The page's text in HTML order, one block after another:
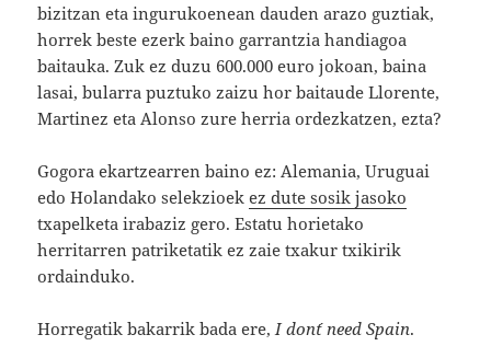
bizitzan eta ingurukoenean dauden arazo guztiak,
horrek beste ezerk baino garrantzia handiagoa
baitauka. Zuk ez duzu 600.000 euro jokoan, baina
lasai, bularra puztuko zaizu hor baitaude Llorente,
Martinez eta Alonso zure herria ordezkatzen, ezta?
Gogora ekartzearren baino ez: Alemania, Uruguai
edo Holandako selekzioekez dute sosik jasoko
txapelketa irabaziz gero. Estatu horietako
herritarren patriketatik ez zaie txakur txikirik
ordainduko.
Horregatik bakarrik bada ere,I don´t need Spain.